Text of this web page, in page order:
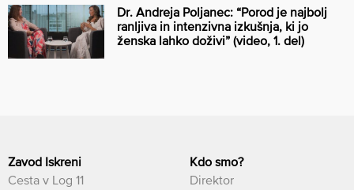
Dr. Andreja Poljanec: “Porod je najbolj
ranljiva in intenzivna izkušnja, ki jo
ženska lahko doživi” (video, 1. del)
Zavod Iskreni
Cesta v Log 11
Kdo smo?
Direktor